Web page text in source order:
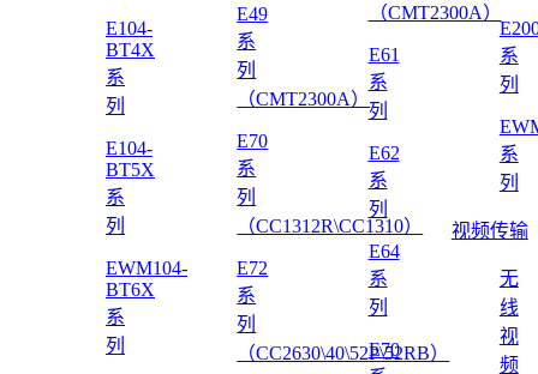
E104-
BT4X
系
列
E104-
BT5X
系
列
EWM104-
BT6X
系
列
E49
系
列
（CMT2300A）
E70
系
列
（CC1312R\CC1310）
E72
系
列
（CC2630\40\52P\52RB）
（CMT2300A）
E61
系
列
E62
系
列
E64
系
列
E70
系
列
系
列
视频传输
无
线
视
频